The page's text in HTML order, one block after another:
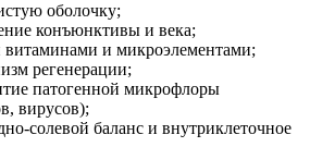
оболочку;
конъюнктивы и века;
и микроэлементами;
регенерации;
патогенной микрофлоры
вирусов);
солевой баланс и внутриклеточное